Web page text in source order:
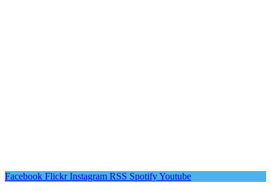
Facebook Flickr Instagram RSS SpotifyYoutube